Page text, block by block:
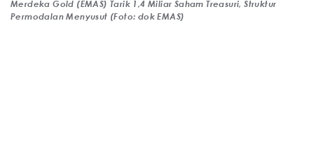
Merdeka Gold (EMAS) Tarik 1,4 Miliar Saham Treasuri, Struktur
Permodalan Menyusut (Foto: dok EMAS)